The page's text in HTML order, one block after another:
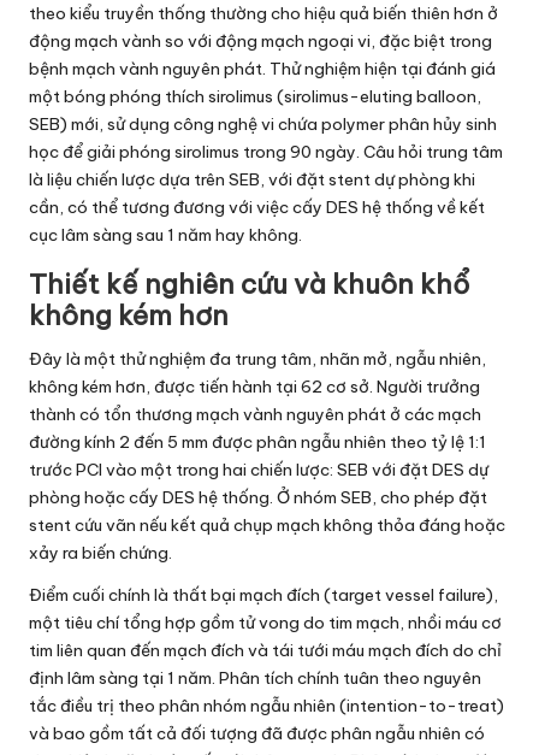
theo kiểu truyền thống thường cho hiệu quả biến thiên hơn ở
động mạch vành so với động mạch ngoại vi, đặc biệt trong
bệnh mạch vành nguyên phát. Thử nghiệm hiện tại đánh giá
một bóng phóng thích sirolimus (sirolimus-eluting balloon,
SEB) mới, sử dụng công nghệ vi chứa polymer phân hủy sinh
học để giải phóng sirolimus trong 90 ngày. Câu hỏi trung tâm
là liệu chiến lược dựa trên SEB, với đặt stent dự phòng khi
cần, có thể tương đương với việc cấy DES hệ thống về kết
cục lâm sàng sau 1 năm hay không.
Thiết kế nghiên cứu và khuôn khổ
không kém hơn
Đây là một thử nghiệm đa trung tâm, nhãn mở, ngẫu nhiên,
không kém hơn, được tiến hành tại 62 cơ sở. Người trưởng
thành có tổn thương mạch vành nguyên phát ở các mạch
đường kính 2 đến 5 mm được phân ngẫu nhiên theo tỷ lệ 1:1
trước PCI vào một trong hai chiến lược: SEB với đặt DES dự
phòng hoặc cấy DES hệ thống. Ở nhóm SEB, cho phép đặt
stent cứu vãn nếu kết quả chụp mạch không thỏa đáng hoặc
xảy ra biến chứng.
Điểm cuối chính là thất bại mạch đích (target vessel failure),
một tiêu chí tổng hợp gồm tử vong do tim mạch, nhồi máu cơ
tim liên quan đến mạch đích và tái tưới máu mạch đích do chỉ
định lâm sàng tại 1 năm. Phân tích chính tuân theo nguyên
tắc điều trị theo phân nhóm ngẫu nhiên (intention-to-treat)
và bao gồm tất cả đối tượng đã được phân ngẫu nhiên có